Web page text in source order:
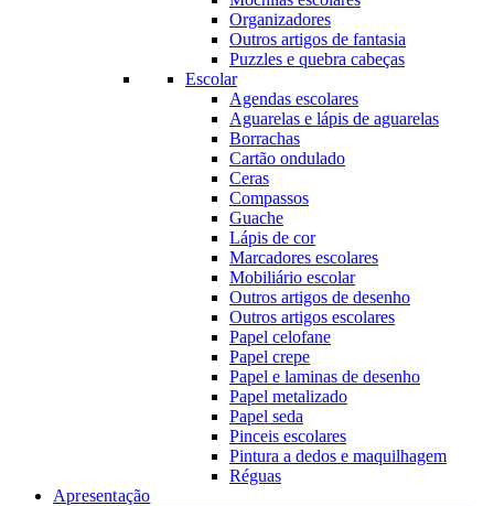
Organizadores
Outros artigos de fantasia
Puzzles e quebra cabeças
Escolar
Agendas escolares
Aguarelas e lápis de aguarelas
Borrachas
Cartão ondulado
Ceras
Compassos
Guache
Lápis de cor
Marcadores escolares
Mobiliário escolar
Outros artigos de desenho
Outros artigos escolares
Papel celofane
Papel crepe
Papel e laminas de desenho
Papel metalizado
Papel seda
Pinceis escolares
Pintura a dedos e maquilhagem
Réguas
Apresentação